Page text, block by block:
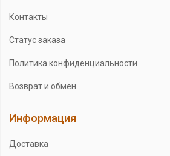
Контакты
Статус заказа
Политика конфиденциальности
Возврат и обмен
Информация
Доставка